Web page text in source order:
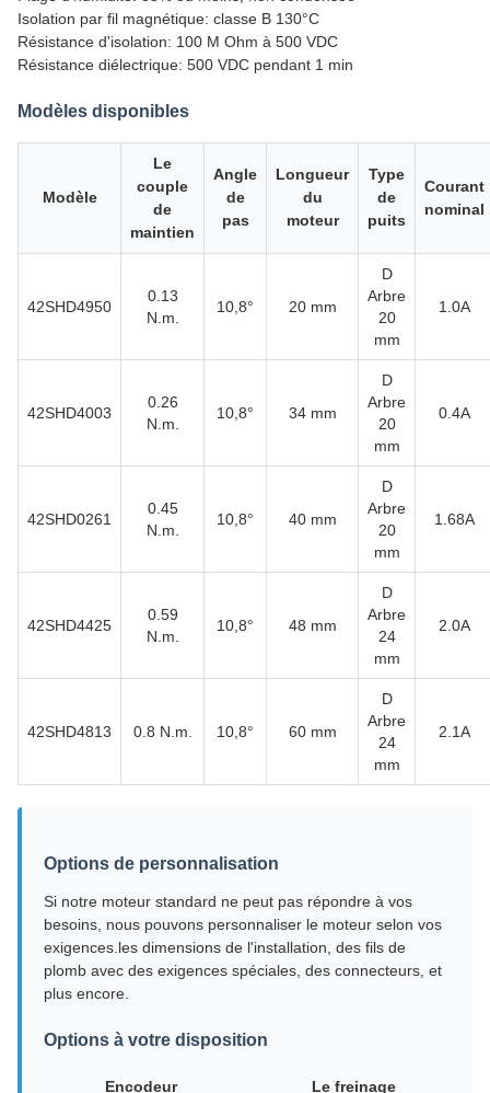
Isolation par fil magnétique: classe B 130°C
Résistance d'isolation: 100 M Ohm à 500 VDC
Résistance diélectrique: 500 VDC pendant 1 min
Modèles disponibles
Modèle
Le
couple
de
maintien
Angle
de
pas
Longueur
du
moteur
Type
de
puits
Courant
nominal
42SHD4950
0.13
N.m.
10,8° 20 mm
D
Arbre
20
mm
1.0A
42SHD4003
0.26
N.m.
10,8° 34 mm
D
Arbre
20
mm
0.4A
42SHD0261
0.45
N.m.
10,8° 40 mm
D
Arbre
20
mm
1.68A
42SHD4425
0.59
N.m.
10,8° 48 mm
D
Arbre
24
mm
2.0A
42SHD4813 0.8 N.m. 10,8° 60 mm
D
Arbre
24
mm
2.1A
Options de personnalisation
Si notre moteur standard ne peut pas répondre à vos
besoins, nous pouvons personnaliser le moteur selon vos
exigences.les dimensions de l'installation, des fils de
plomb avec des exigences spéciales, des connecteurs, et
plus encore.
Options à votre disposition
Encodeur Le freinage